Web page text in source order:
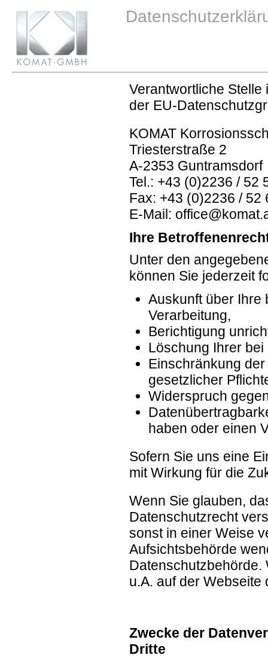
Verantwortliche
der EU-
KOMAT
Triesterstraße 2
A-2353 Guntramsdorf
Tel.: +43 (0)2236 / 52
Fax: +43 (0)2236 / 52
E-Mail:
Ihre
Unter den
können Sie jederzeit
Auskunft über Ihre
Verarbeitung,
Berichtigung
Löschung Ihrer
Einschränkung
gesetzlicher
Widerspruch
haben oder einen
Sofern Sie uns eine
mit Wirkung für die
Wenn Sie glauben,
Datenschutzrecht
sonst in einer Weise
Aufsichtsbehörde
Datenschutzbehörde.
u.A. auf der
Zwecke der
Dritte